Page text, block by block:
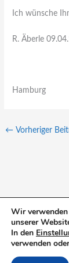
Ich wünsche
R. Äberle
Hamburg
← Vorheriger
S
Wir
unserer
In den
verwenden